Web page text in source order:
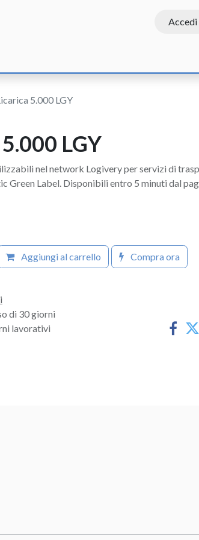
Accedi
5.000 LGY
LGY
nel network Logivery per servizi di
Green Label. Disponibili entro 5 minuti dal
Aggiungi al carrello Compra ora
di 30 giorni
lavorativi